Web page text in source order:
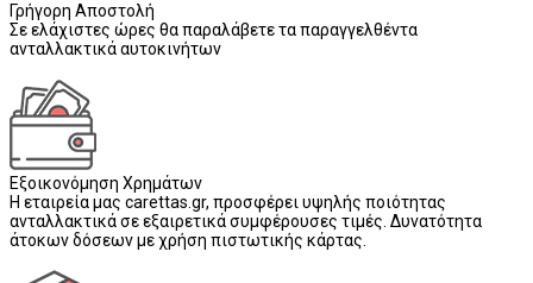
Γρήγορη Αποστολή
Σε ελάχιστες ώρες θα παραλάβετε τα παραγγελθέντα
ανταλλακτικά αυτοκινήτων
Εξοικονόμηση Χρημάτων
Η εταιρεία μας carettas.gr, προσφέρει υψηλής ποιότητας
ανταλλακτικά σε εξαιρετικά συμφέρουσες τιμές. Δυνατότητα
άτοκων δόσεων με χρήση πιστωτικής κάρτας.